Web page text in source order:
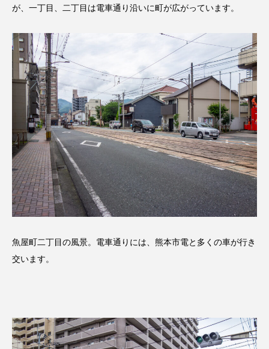
が、一丁目、二丁目は電車通り沿いに町が広がっています。
魚屋町二丁目の風景。電車通りには、熊本市電と多くの車が行き
交います。